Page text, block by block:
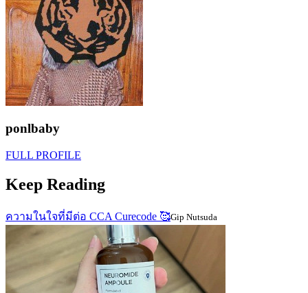
ponlbaby
FULL PROFILE
Keep Reading
ความในใจที่มีต่อ CCA Curecode 🥰Gip Nutsuda